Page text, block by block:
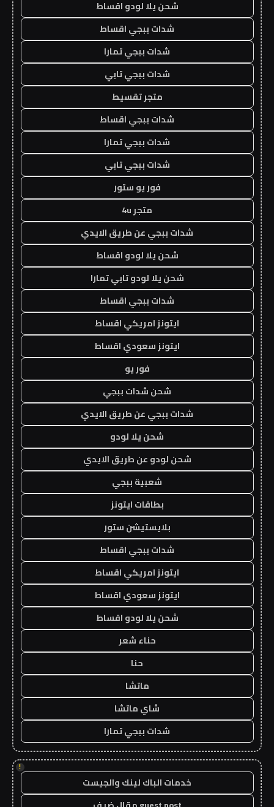
شحن يلا لودو اقساط
شدات ببجي اقساط
شدات ببجي تمارا
شدات ببجي تابي
متجر تقسيط
شدات ببجي اقساط
شدات ببجي تمارا
شدات ببجي تابي
فور يو ستور
متجر 4u
شدات ببجي عن طريق الايدي
شحن يلا لودو اقساط
شحن يلا لودو تابي تمارا
شدات ببجي اقساط
ايتونز امريكي اقساط
ايتونز سعودي اقساط
فور يو
شحن شدات ببجي
شدات ببجي عن طريق الايدي
شحن يلا لودو
شحن لودو عن طريق الايدي
شعبية ببجي
بطاقات ايتونز
بلايستيشن ستور
شدات ببجي اقساط
ايتونز امريكي اقساط
ايتونز سعودي اقساط
شحن يلا لودو اقساط
حناء شعر
حنا
ماتشا
شاي ماتشا
شدات ببجي تمارا
!
خدمات الباك لينك والجيست